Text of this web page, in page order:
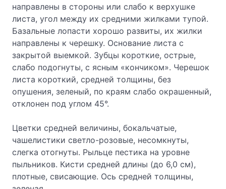
направлены в стороны или слабо к верхушке
листа, угол между их средними жилками тупой.
Базальные лопасти хорошо развиты, их жилки
направлены к черешку. Основание листа с
закрытой выемкой. Зубцы короткие, острые,
слабо подогнуты, с ясным «кончиком». Черешок
листа короткий, средней толщины, без
опушения, зеленый, по краям слабо окрашенный,
отклонен под углом 45°.
Цветки средней величины, бокальчатые,
чашелистики светло-розовые, несомкнуты,
слегка отогнуты. Рыльце пестика на уровне
пыльников. Кисти средней длины (до 6,0 см),
плотные, свисающие. Ось средней толщины,